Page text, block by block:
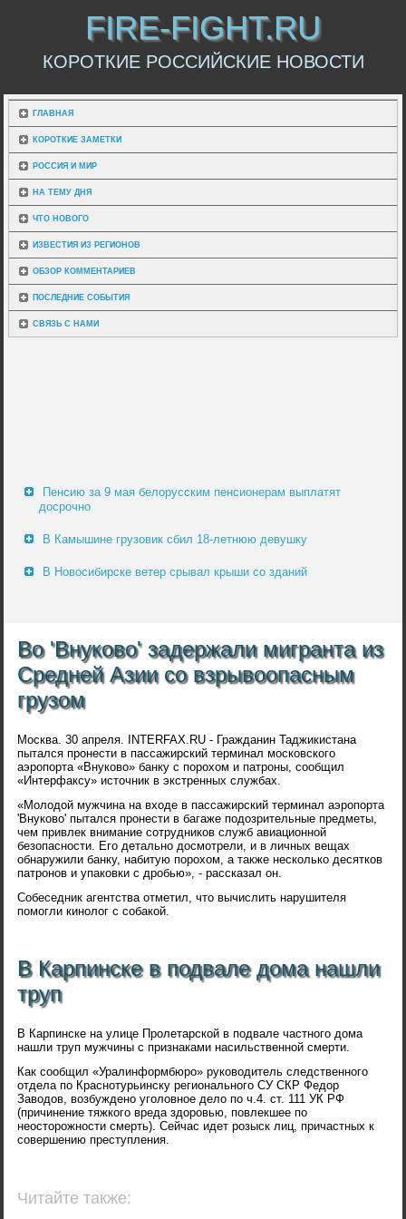
FIRE-FIGHT.RU
КОРОТКИЕ РОССИЙСКИЕ НОВОСТИ
ГЛАВНАЯ
КОРОТКИЕ ЗАМЕТКИ
РОССИЯ И МИР
НА ТЕМУ ДНЯ
ЧТО НОВОГО
ИЗВЕСТИЯ ИЗ РЕГИОНОВ
ОБЗОР КОММЕНТАРИЕВ
ПОСЛЕДНИЕ СОБЫТИЯ
СВЯЗЬ С НАМИ
Пенсию за 9 мая белорусским пенсионерам выплатят
досрочно
В Камышине грузовик сбил 18-летнюю девушку
В Новосибирске ветер срывал крыши со зданий
Во 'Внуково' задержали мигранта из
Средней Азии со взрывоопасным
грузом
Москва. 30 апреля. INTERFAX.RU - Гражданин Таджикистана
пытался пронести в пассажирский терминал московского
аэропорта «Внуково» банку с порохом и патроны, сообщил
«Интерфаксу» источник в экстренных службах.
«Молодой мужчина на входе в пассажирский терминал аэропорта
'Внуково' пытался пронести в багаже подозрительные предметы,
чем привлек внимание сотрудников служб авиационной
безопасности. Его детально досмотрели, и в личных вещах
обнаружили банку, набитую порохом, а также несколько десятков
патронов и упаковки с дробью», - рассказал он.
Собеседник агентства отметил, что вычислить нарушителя
помогли кинолог с собакой.
В Карпинске в подвале дома нашли
труп
В Карпинске на улице Пролетарской в подвале частного дома
нашли труп мужчины с признаками насильственной смерти.
Как сообщил «Уралинформбюро» руководитель следственного
отдела по Краснотурьинску регионального СУ СКР Федор
Заводов, возбуждено уголовное дело по ч.4. ст. 111 УК РФ
(причинение тяжкого вреда здоровью, повлекшее по
неосторожности смерть). Сейчас идет розыск лиц, причастных к
совершению преступления.
Читайте также: